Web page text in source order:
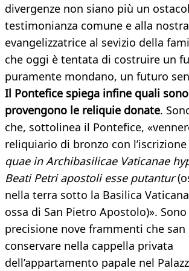
divergenze non siano più un
testimonianza comune e alla
evangelizzatrice al sevizio della
che oggi è tentata di costruire un
puramente mondano, un futuro
Il Pontefice spiega infine quali
provengono le reliquie donate.
che, sottolinea il Pontefice,
reliquiario di bronzo con l’iscrizione
quae in Archibasilicae Vaticanae
Beati Petri apostoli esse putantur
nella terra sotto la Basilica
ossa di San Pietro Apostolo)».
precisione nove frammenti che san
conservare nella cappella privata
dell’appartamento papale nel